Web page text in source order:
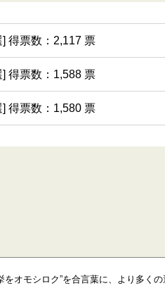
] 得票数：2,117 票
] 得票数：1,588 票
] 得票数：1,580 票
をオモシロク”を合言葉に、より多く